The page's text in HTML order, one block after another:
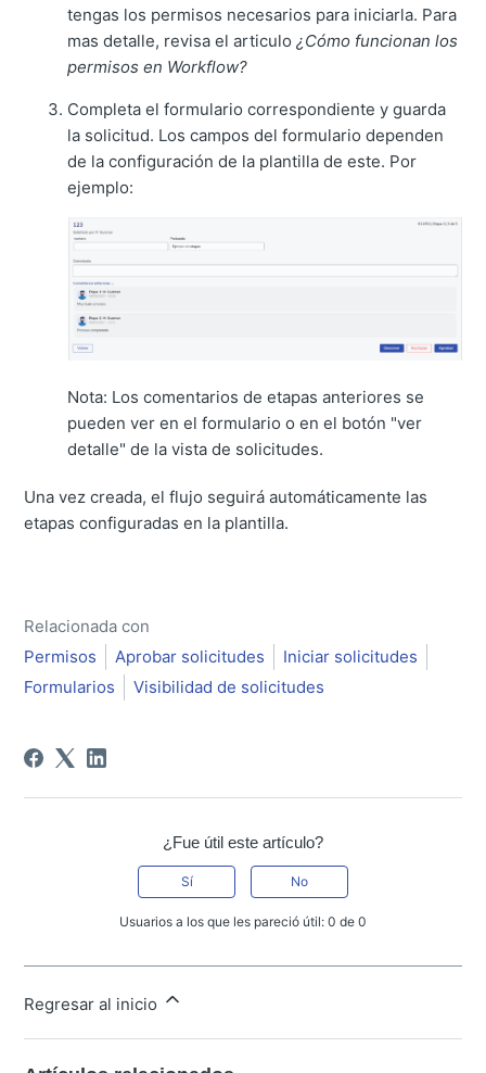
tengas los permisos necesarios para iniciarla. Para
mas detalle, revisa el articulo¿Cómo funcionan los
permisos en Workflow?
Completa el formulario correspondiente y guarda
la solicitud. Los campos del formulario dependen
de la configuración de la plantilla de este. Por
ejemplo:
Nota: Los comentarios de etapas anteriores se
pueden ver en el formulario o en el botón "ver
detalle" de la vista de solicitudes.
Una vez creada, el flujo seguirá automáticamente las
etapas configuradas en la plantilla.
Relacionada con
Permisos
Aprobar solicitudes
Iniciar solicitudes
Formularios
Visibilidad de solicitudes
¿Fue útil este artículo?
Sí No
Usuarios a los que les pareció útil: 0 de 0
Regresar al inicio